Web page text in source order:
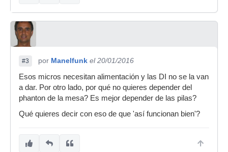
#3 por Manelfunk el 20/01/2016
Esos micros necesitan alimentación y las DI no se la van
a dar. Por otro lado, por qué no quieres depender del
phanton de la mesa? Es mejor depender de las pilas?
Qué quieres decir con eso de que 'así funcionan bien'?